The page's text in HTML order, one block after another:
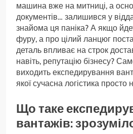
машина вже на митниці, а
документів… залишився у
знайома ця паніка? А якщо
фуру, а про цілий ланцюг
деталь впливає на строк
навіть, репутацію бізнесу?
виходить експедирування
якої сучасна логістика
Що таке
вантажів: